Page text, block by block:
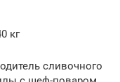
кг
сливочного